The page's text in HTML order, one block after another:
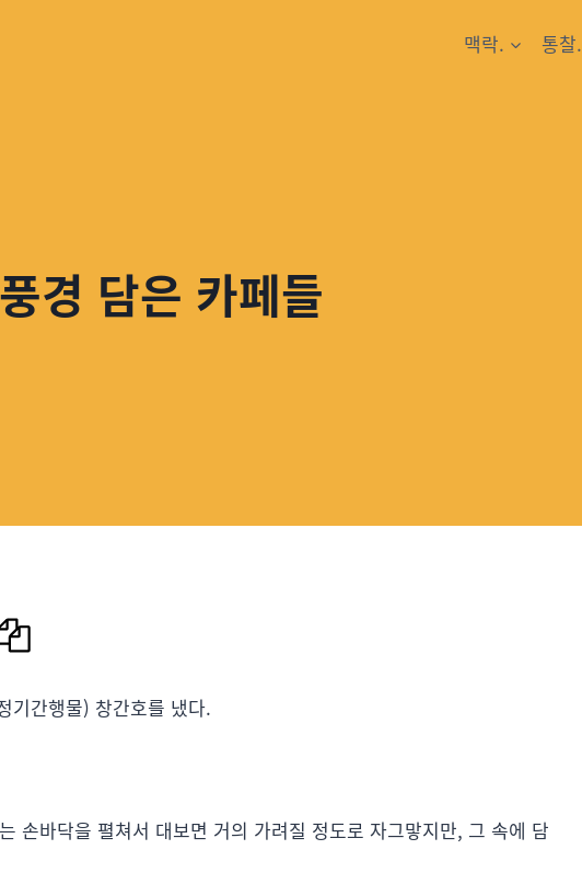
맥락. 통찰.
경 담은 카페들
기간행물) 창간호를 냈다.
손바닥을 펼쳐서 대보면 거의 가려질 정도로 자그맣지만, 그 속에 담